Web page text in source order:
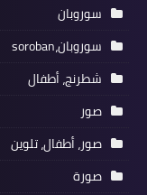
سوروبان
سوروبان،soroban
شطرنج، أطفال
صور
صور، أطفال، تلوين
صورة